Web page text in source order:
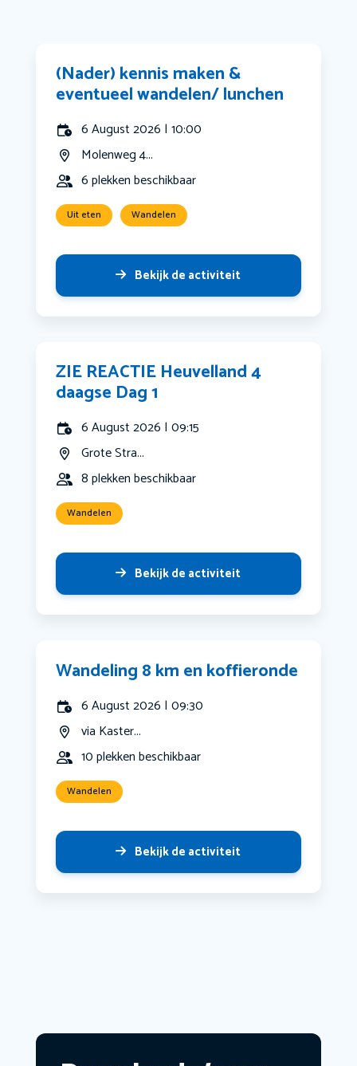
(Nader) kennis maken &
eventueel wandelen/ lunchen
6 August 2026 | 10:00
Molenweg 4...
6 plekken beschikbaar
Uit eten Wandelen
Bekijk de activiteit
ZIE REACTIE Heuvelland 4
daagse Dag 1
6 August 2026 | 09:15
Grote Stra...
8 plekken beschikbaar
Wandelen
Bekijk de activiteit
Wandeling 8 km en koffieronde
6 August 2026 | 09:30
via Kaster...
10 plekken beschikbaar
Wandelen
Bekijk de activiteit